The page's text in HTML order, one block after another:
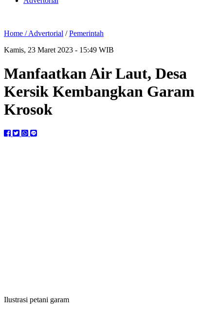
Home /Advertorial /Pemerintah
Kamis, 23 Maret 2023 - 15:49 WIB
Manfaatkan Air Laut, Desa
Kersik Kembangkan Garam
Krosok
Ilustrasi petani garam